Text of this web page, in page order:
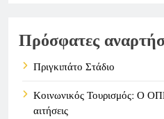
Πρόσφατες
Πριγκιπάτο Στάδιο
Κοινωνικός Τουρισμός: Ο
αιτήσεις